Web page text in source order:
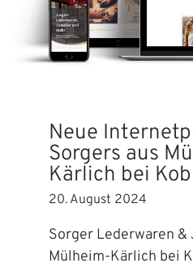
Neue
Sorgers aus
Kärlich bei
20. August 2024
Sorger Lederwaren &
Mülheim-Kärlich bei